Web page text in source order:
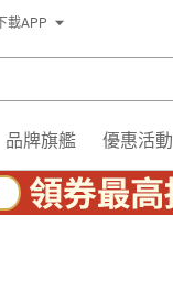
下載APP
品牌旗艦 優惠活動